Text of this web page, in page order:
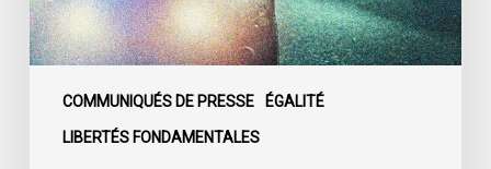
COMMUNIQUÉS DE PRESSE ÉGALITÉ
LIBERTÉS FONDAMENTALES
le
racisme